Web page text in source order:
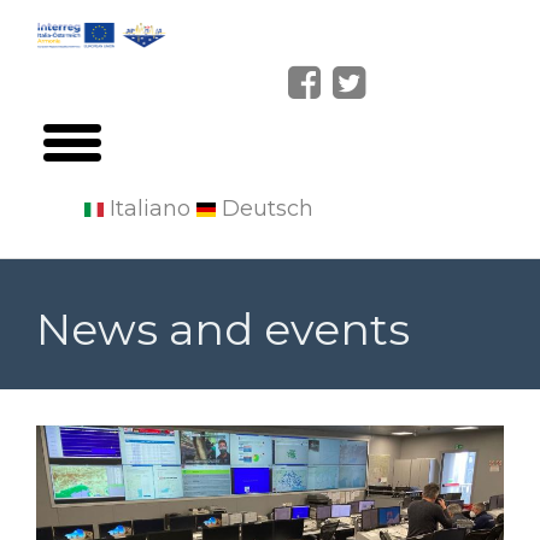
contenuto
Italiano Deutsch
News and events